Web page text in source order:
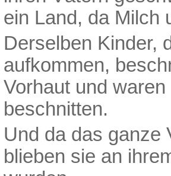
ein Land, da Milch
Derselben Kinder,
aufkommen,
Vorhaut und
beschnitten.
Und da das ganze
blieben sie an